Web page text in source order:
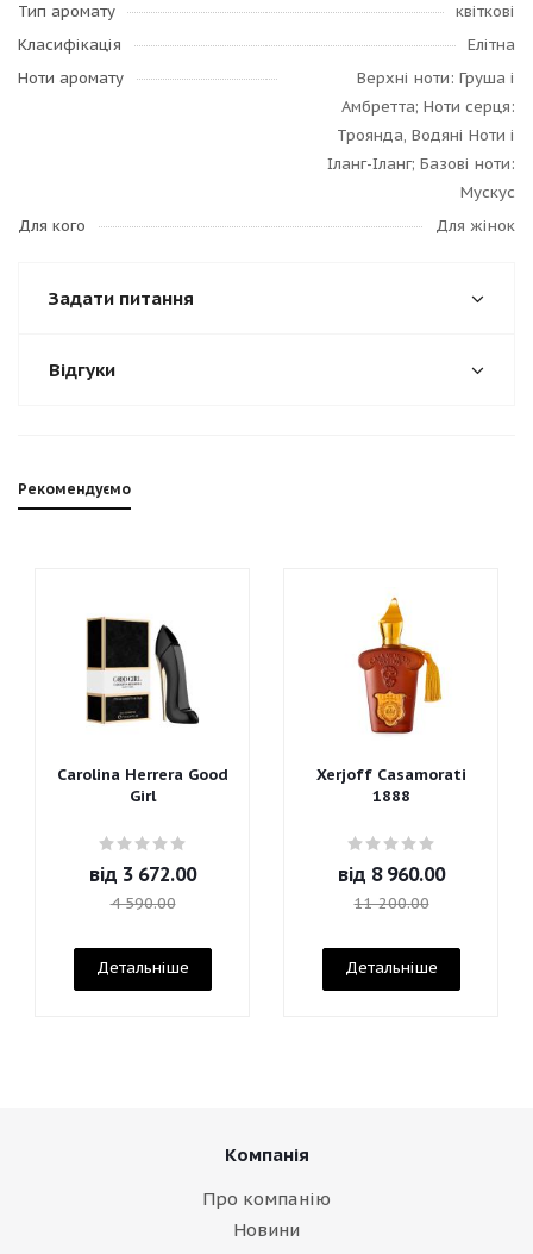
Тип аромату
квіткові
Класифікація
Елітна
Ноти аромату
Верхні ноти: Груша і
Амбретта; Ноти серця:
Троянда, Водяні Ноти і
Іланг-Іланг; Базові ноти:
Мускус
Для кого
Для жінок
Задати питання
Відгуки
Рекомендуємо
Carolina Herrera Good
Girl
від 3 672.00
4 590.00
Детальніше
Xerjoff Casamorati
1888
від 8 960.00
11 200.00
Детальніше
Компанія
Про компанію
Новини